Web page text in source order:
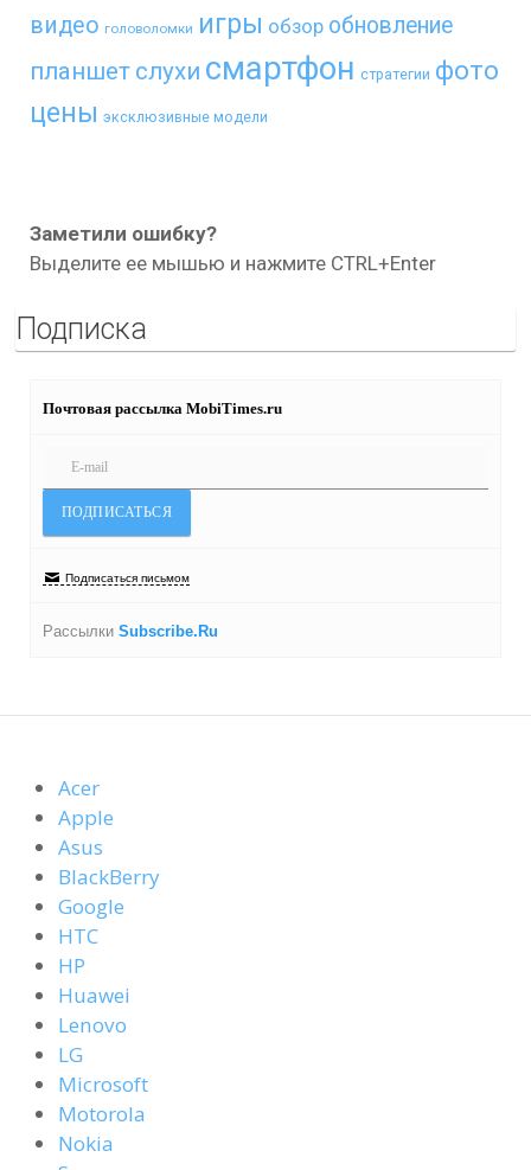
видео головоломки игры обзор обновление
планшет слухи смартфон стратегии фото
цены эксклюзивные модели
Заметили ошибку?
Выделите ее мышью и нажмите CTRL+Enter
Подписка
Почтовая рассылка MobiTimes.ru
Подписаться письмом
Рассылки Subscribe.Ru
Acer
Apple
Asus
BlackBerry
Google
HTC
HP
Huawei
Lenovo
LG
Microsoft
Motorola
Nokia